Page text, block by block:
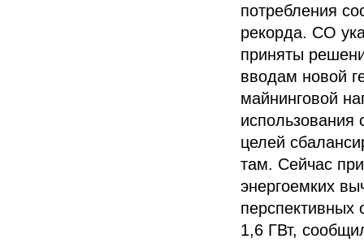
потребления
рекорда. СО
приняты
вводам новой
майнинговой
использования
целей
там. Сейчас
энергоемких
1,6 ГВт,